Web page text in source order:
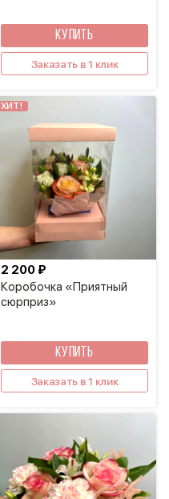
КУПИТЬ
Заказать в 1 клик
ХИТ!
Коробочка «Приятный
сюрприз»
2 200 ₽
КУПИТЬ
Заказать в 1 клик